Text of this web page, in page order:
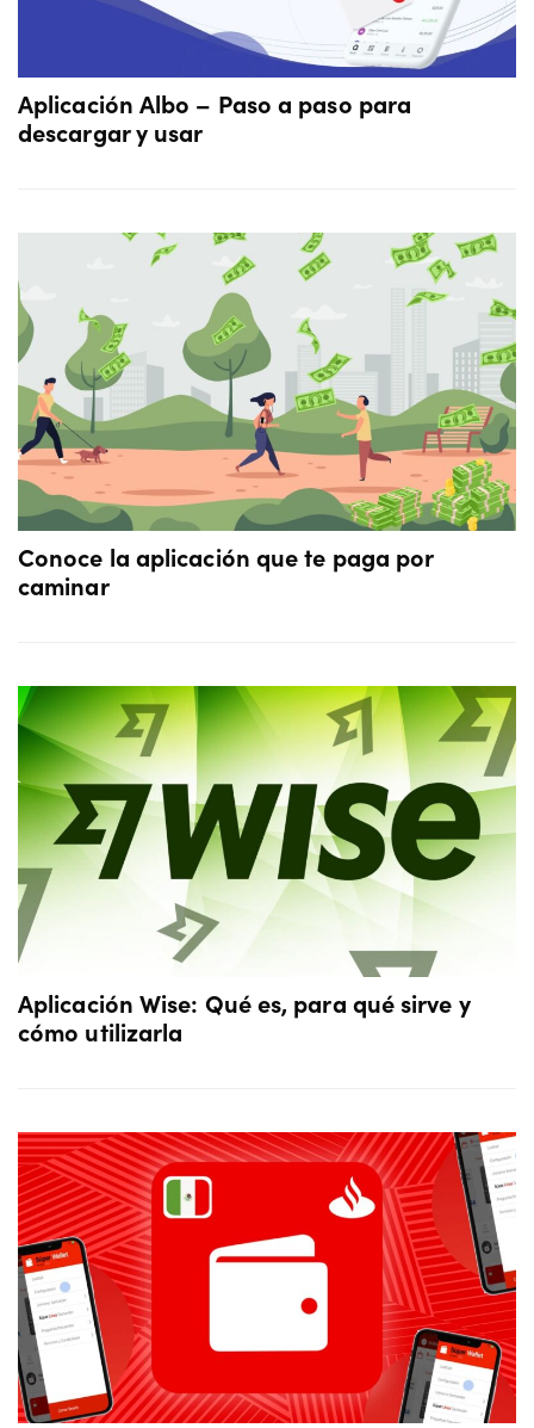
Aplicación Albo – Paso a paso para
descargar y usar
Conoce la aplicación que te paga por
caminar
Aplicación Wise: Qué es, para qué sirve y
cómo utilizarla